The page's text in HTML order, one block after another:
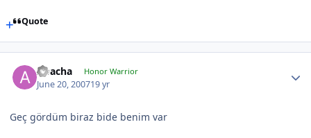
Quote
Apacha Honor Warrior
June 20, 200719 yr
Geç gördüm biraz bide benim var